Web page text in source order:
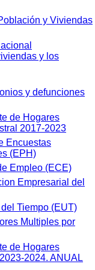
y Viviendas
y los
y defunciones
de Hogares
2017-2023
Encuestas
(EPH)
Empleo (ECE)
Empresarial del
Tiempo (EUT)
Multiples por
de Hogares
2024. ANUAL